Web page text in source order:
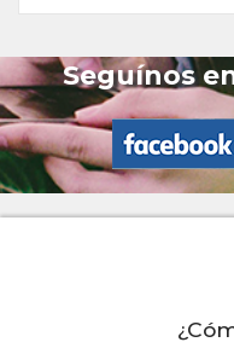
Seguínos